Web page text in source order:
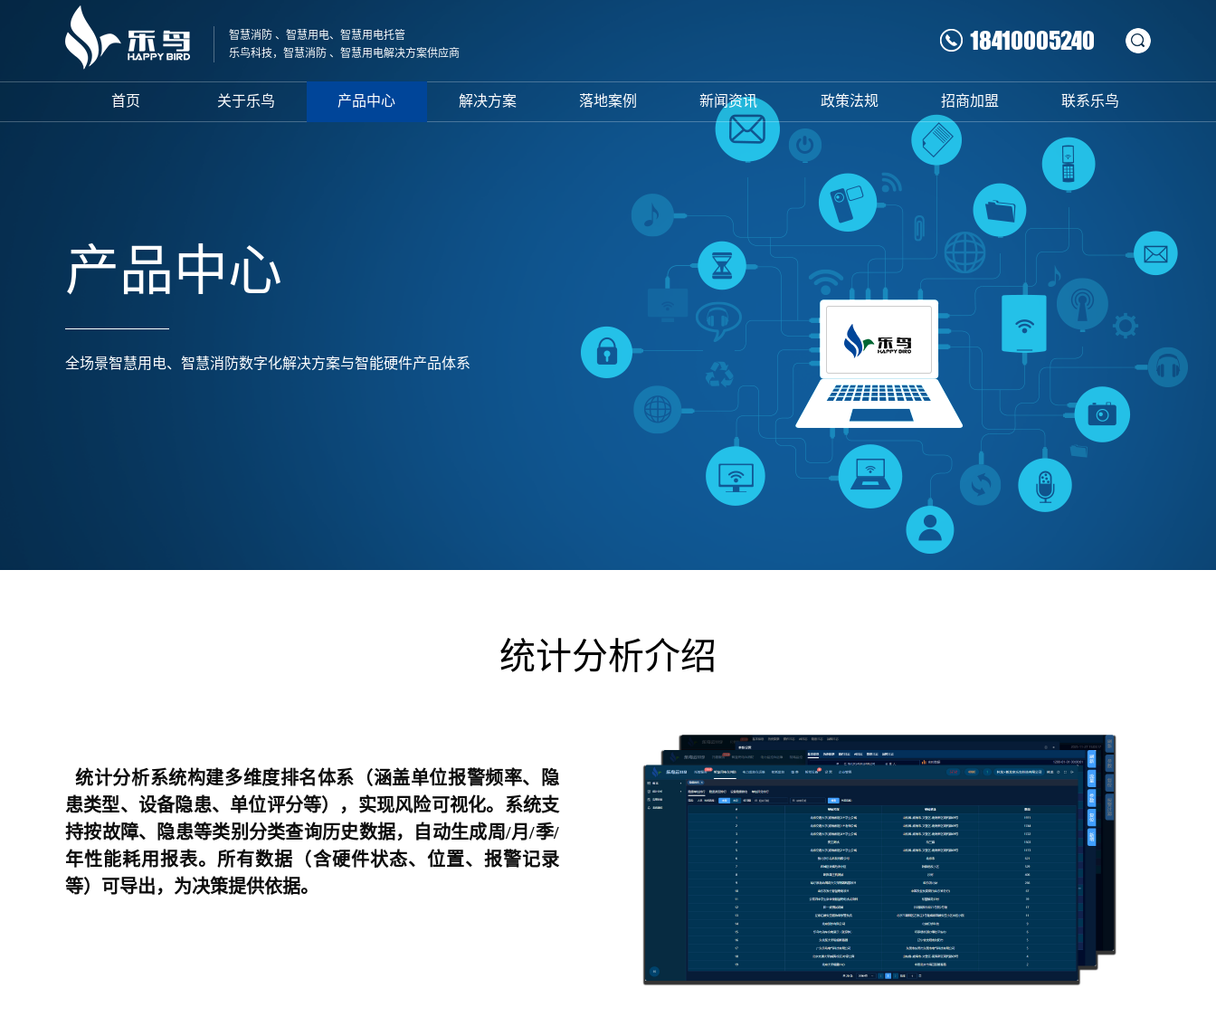
18410005240
智慧消防 、智慧用电、智慧用电托管
乐鸟科技，智慧消防 、智慧用电解决方案供应商
首页 关于乐鸟 产品中心 解决方案 落地案例 新闻资讯 政策法规 招商加盟 联系乐鸟
产品中心
全场景智慧用电、智慧消防数字化解决方案与智能硬件产品体系
统计分析介绍
统计分析系统构建多维度排名体系（涵盖单位报警频率、隐
患类型、设备隐患、单位评分等），实现风险可视化。系统支
持按故障、隐患等类别分类查询历史数据，自动生成周/月/季/
年性能耗用报表。所有数据（含硬件状态、位置、报警记录
等）可导出，为决策提供依据。